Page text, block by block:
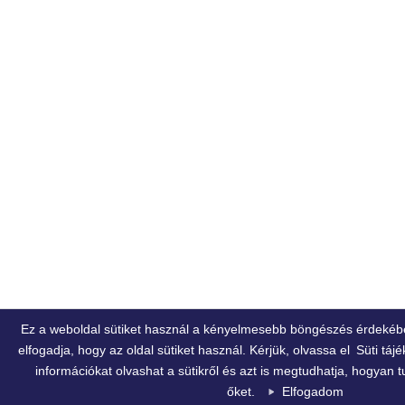
Ez a weboldal sütiket használ a kényelmesebb böngészés
elfogadja, hogy az oldal sütiket használ. Kérjük, olvassa el Süti
információkat olvashat a sütikről és azt is megtudhatja, hogyan
őket.
Elfogadom